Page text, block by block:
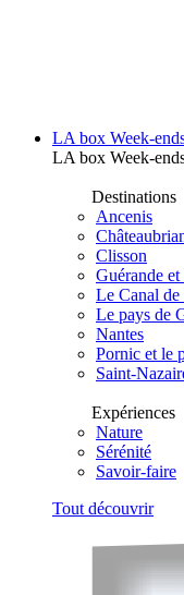
LA box Week-
LA box Week-
Destinations
Ancenis
Clisson
Guérande
Le Canal de
Le pays de
Nantes
Pornic et le
Saint-
Expériences
Nature
Sérénité
Savoir-faire
Tout découvrir